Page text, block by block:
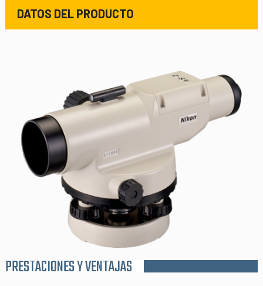
DATOS DEL PRODUCTO
PRESTACIONES Y VENTAJAS